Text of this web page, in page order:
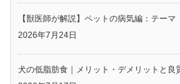
【獣医師が解説】ペットの病気編：テーマ
2026年7月24日
犬の低脂肪食｜メリット・デメリットと良